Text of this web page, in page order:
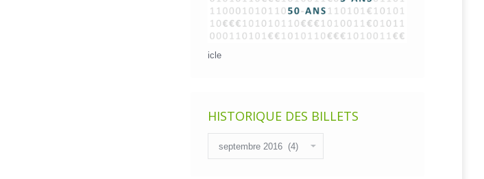
icle
HISTORIQUE DES BILLETS
des
billets